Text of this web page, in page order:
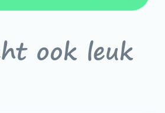
ook leuk